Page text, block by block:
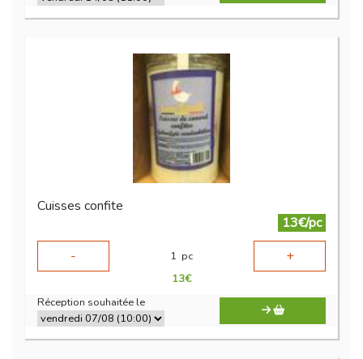
Cuisses confite
13€/pc
-
1 pc +
13€
Réception souhaitée le